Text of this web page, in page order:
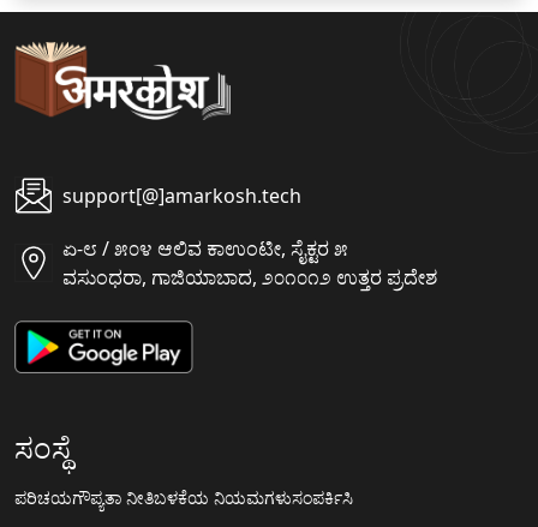
support[@]amarkosh.tech
ಏ-೮ / ೫೦೪ ಆಲಿವ ಕಾಉಂಟೀ, ಸೈಕ್ಟರ ೫
ವಸುಂಧರಾ, ಗಾಜಿಯಾಬಾದ, ೨೦೧೦೧೨ ಉತ್ತರ ಪ್ರದೇಶ
ಸಂಸ್ಥೆ
ಪರಿಚಯಗೌಪ್ಯತಾ ನೀತಿಬಳಕೆಯ ನಿಯಮಗಳುಸಂಪರ್ಕಿಸಿ